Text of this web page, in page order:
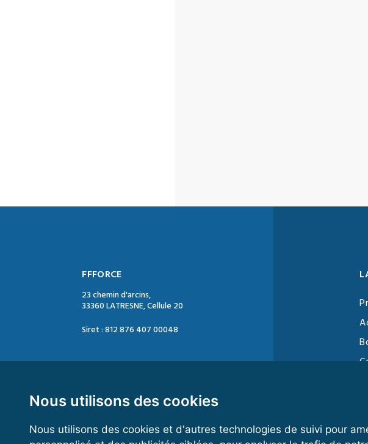
Nous utilisons des cookies
Nous utilisons des cookies et d'autres technologies de suivi pour
FFFORCE
23 chemin d'arcins,
33360 LATRESNE, Cellule 20
Siret : 812 876 407 00048
Mail : contact@ffforce.fr
Horaires d’ouverture :